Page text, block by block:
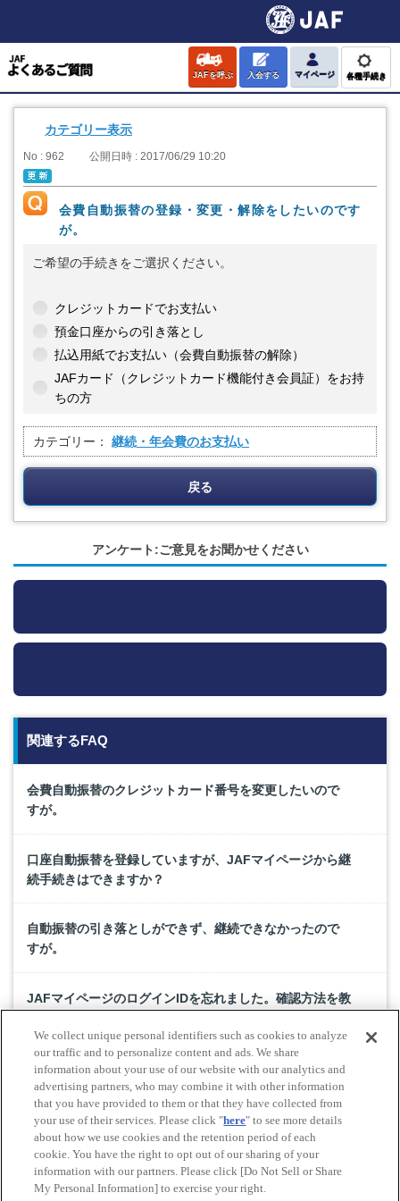
JAFを呼ぶ 入会する マイページ 各種手続き
カテゴリー表示
No : 962 公開日時 : 2017/06/29 10:20
会費自動振替の登録・変更・解除をしたいのです
が。
ご希望の手続きをご選択ください。
クレジットカードでお支払い
預金口座からの引き落とし
払込用紙でお支払い（会費自動振替の解除）
JAFカード（クレジットカード機能付き会員証）をお持
ちの方
カテゴリー： 継続・年会費のお支払い
戻る
アンケート:ご意見をお聞かせください
関連するFAQ
会費自動振替のクレジットカード番号を変更したいので
すが。
口座自動振替を登録していますが、JAFマイページから継
続手続きはできますか？
自動振替の引き落としができず、継続できなかったので
すが。
JAFマイページのログインIDを忘れました。確認方法を教
年会費を複数年一括払いで入会した場合は、継続時も複
数年一括払いで手続きするのか？
Do Not Sell or Share My Personal Information
© All rights reserved. JAF
We collect unique personal identifiers such as cookies to analyze
our traffic and to personalize content and ads. We share
information about your use of our website with our analytics and
advertising partners, who may combine it with other information
that you have provided to them or that they have collected from
your use of their services. Please click "here" to see more details
about how we use cookies and the retention period of each
cookie. You have the right to opt out of our sharing of your
information with our partners. Please click [Do Not Sell or Share
My Personal Information] to exercise your right.